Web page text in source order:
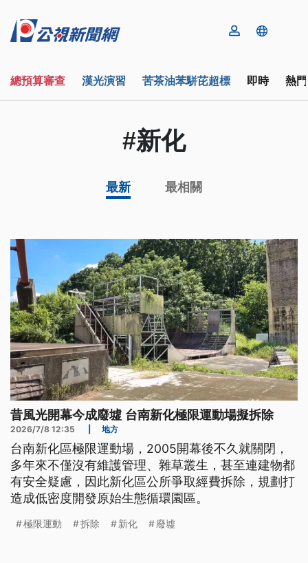
總預算審查 漢光演習 苦茶油苯駢芘超標 即時 熱
#新化
最新 最相關
昔風光開幕今成廢墟 台南新化極限運動場擬拆除
2026/7/8 12:35 地方
台南新化區極限運動場，2005開幕後不久就關閉，
多年來不僅沒有維護管理、雜草叢生，甚至連建物都
有安全疑慮，因此新化區公所爭取經費拆除，規劃打
造成低密度開發原始生態循環園區。
極限運動 拆除 新化 廢墟